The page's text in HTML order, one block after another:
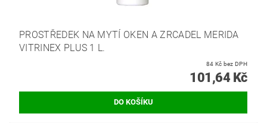
PROSTŘEDEK NA MYTÍ OKEN A ZRCADEL MERIDA
VITRINEX PLUS 1 L.
84 Kč bez DPH
101,64 Kč